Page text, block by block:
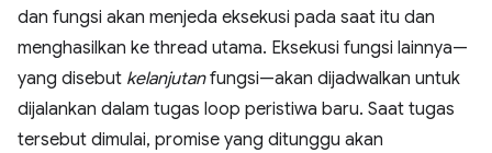
dan fungsi akan menjeda eksekusi pada saat itu dan
menghasilkan ke thread utama. Eksekusi fungsi lainnya—
yang disebut kelanjutanfungsi—akan dijadwalkan untuk
dijalankan dalam tugas loop peristiwa baru. Saat tugas
tersebut dimulai, promise yang ditunggu akan